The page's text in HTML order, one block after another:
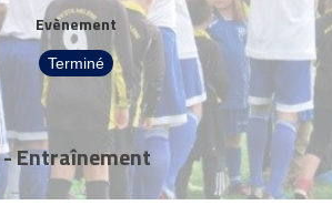
Evènement
Terminé
- Entraînement